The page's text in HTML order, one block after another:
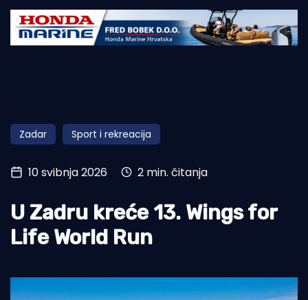
Početna
Obala
Otoci
Turizam i nautika
Pomorstvo
Ribolov
Zadar Sport i rekreacija
10 svibnja 2026 2 min. čitanja
U Zadru kreće 13. Wings for
Life World Run